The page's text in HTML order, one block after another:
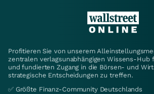
Profitieren Sie von unserem
zentralen verlagsunabhängigen Wissens-Hub
und fundierten Zugang in die Börsen- und
strategische Entscheidungen zu treffen.
✅ Größte Finanz-Community Deutschlands